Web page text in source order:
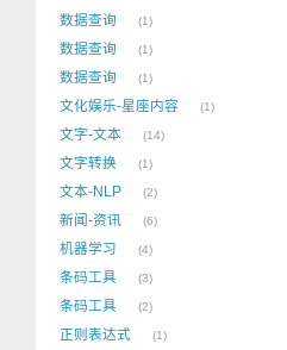
数据查询 1
数据查询 1
数据查询 1
文化娱乐-星座内容 1
文字-文本 14
文字转换 1
文本-NLP 2
新闻-资讯 6
机器学习 4
条码工具 3
条码工具 2
正则表达式 1